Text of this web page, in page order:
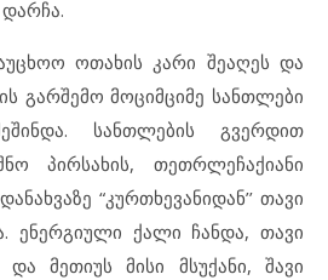
ოთახის კარი შეაღეს და
გარშემო მოციმციმე სანთლები
სანთლების გვერდით
პირსახის, თეთრლეჩაქიანი
“კურთხევანიდან’’ თავი
ენერგიული ქალი ჩანდა, თავი
მეთიუს მისი მსუქანი, შავი